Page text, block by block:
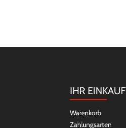
IHR EINKAUF
Warenkorb
Zahlungsarten